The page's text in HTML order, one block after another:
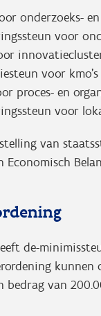
onderzoeks-
voor
voor kmo’s
proces- en
voor
van
Economisch
de-
bedrag van